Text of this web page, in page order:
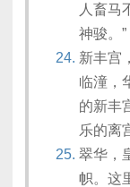
人畜马
神骏。”
新丰宫
临潼，
的新丰
乐的离
翠华，
帜。这